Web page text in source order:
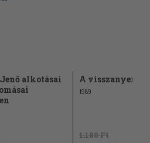
alkotásai
A visszanyert
1989
1.180 Ft